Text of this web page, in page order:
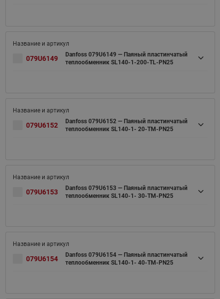
079U6149
Danfoss 079U6149 — Паяный пластинчатый
теплообменник SL140-1-200-TL-PN25
079U6152
Danfoss 079U6152 — Паяный пластинчатый
теплообменник SL140-1- 20-TM-PN25
079U6153
Danfoss 079U6153 — Паяный пластинчатый
теплообменник SL140-1- 30-TM-PN25
079U6154
Danfoss 079U6154 — Паяный пластинчатый
теплообменник SL140-1- 40-TM-PN25